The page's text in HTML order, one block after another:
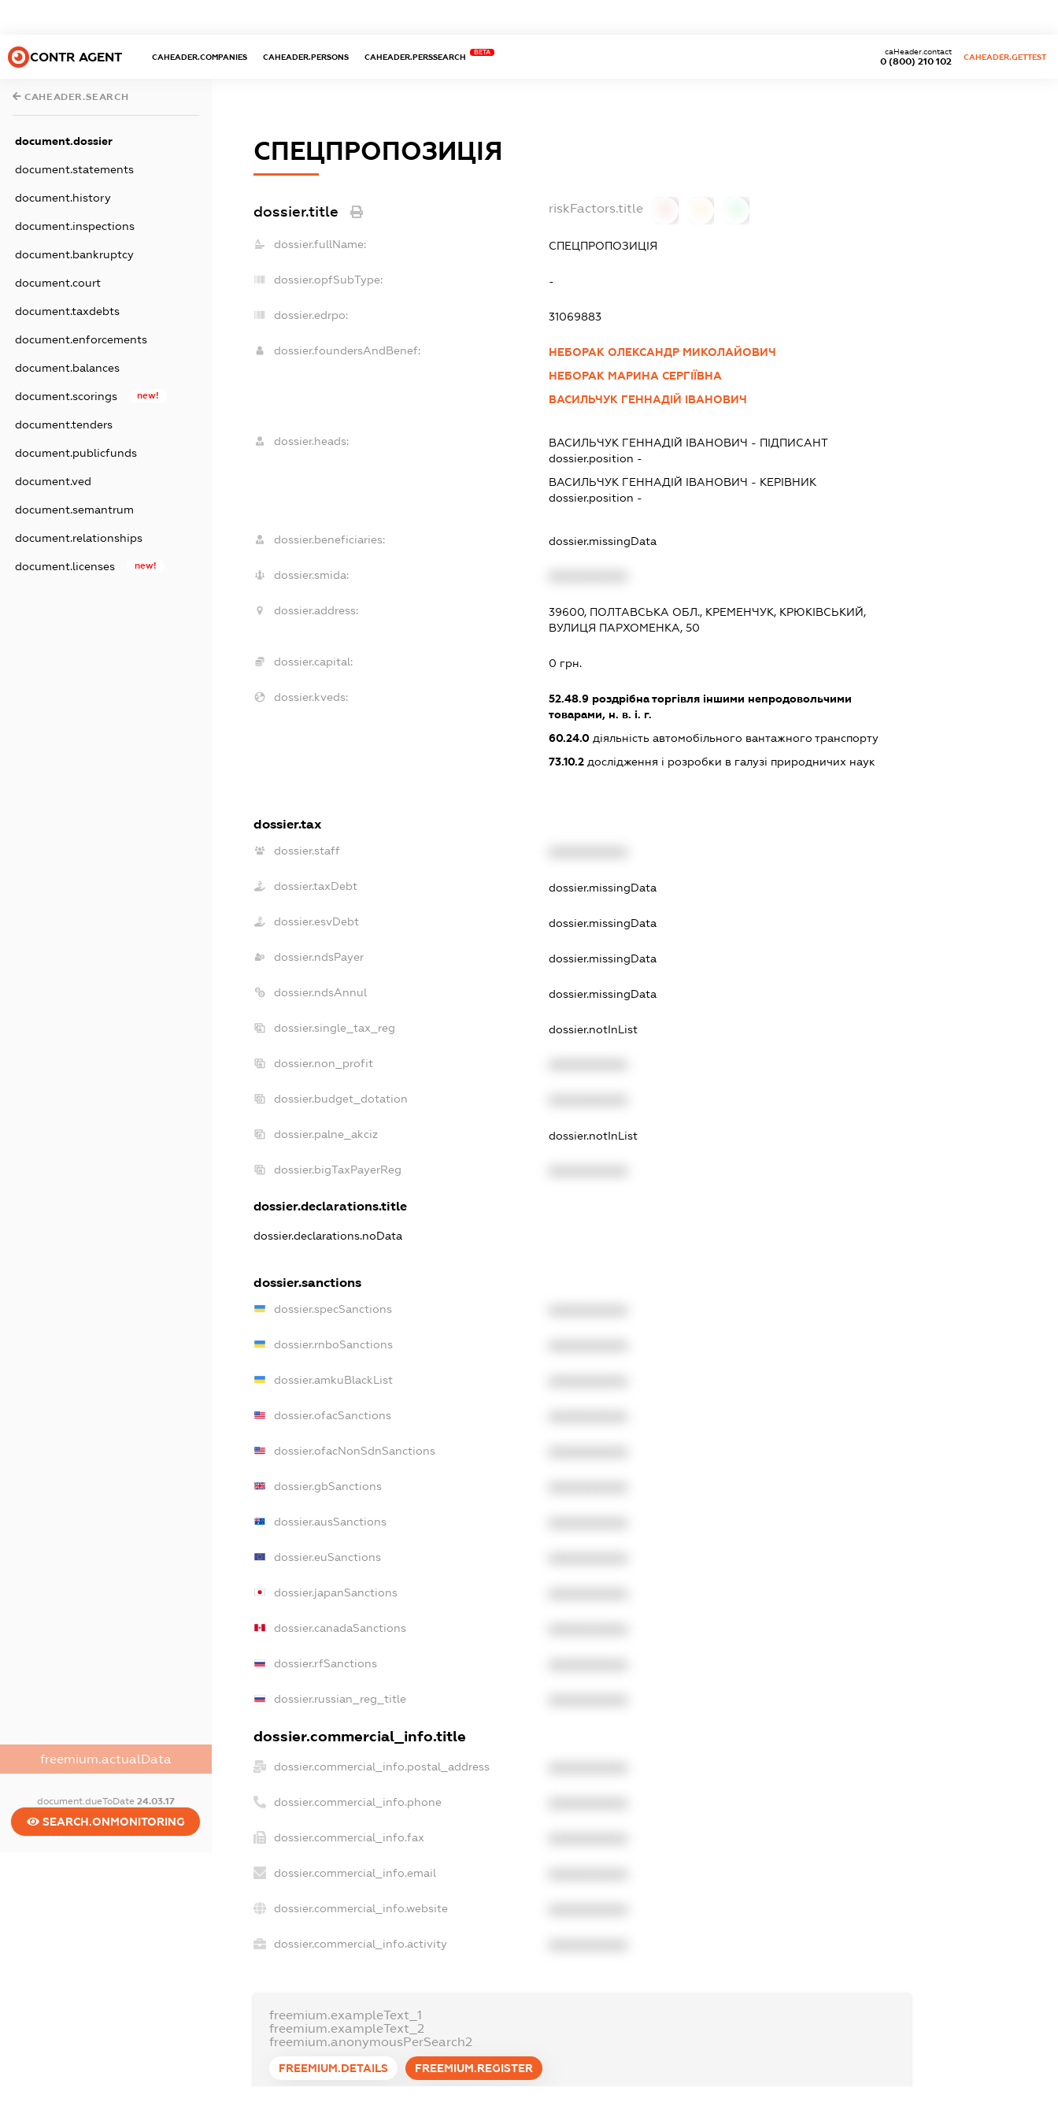
CONTR AGENT CAHEADER.COMPANIES CAHEADER.PERSONS CAHEADER.PERSSEARCH
BETA
0 (800) 210 102
caHeader.contact
CAHEADER.GETTEST
CAHEADER.SEARCH
document.dossier
document.statements
document.history
document.inspections
document.bankruptcy
document.court
document.taxdebts
document.enforcements
document.balances
document.scorings new!
document.tenders
document.publicfunds
document.ved
document.semantrum
document.relationships
document.licenses new!
freemium.actualData
document.dueToDate 24.03.17
SEARCH.ONMONITORING
СПЕЦПРОПОЗИЦІЯ
dossier.title riskFactors.title
dossier.fullName: СПЕЦПРОПОЗИЦІЯ
dossier.opfSubType: -
dossier.edrpo: 31069883
dossier.foundersAndBenef:
НЕБОРАК ОЛЕКСАНДР МИКОЛАЙОВИЧ
НЕБОРАК МАРИНА СЕРГІЇВНА
ВАСИЛЬЧУК ГЕННАДІЙ ІВАНОВИЧ
dossier.heads: ВАСИЛЬЧУК ГЕННАДІЙ ІВАНОВИЧ - ПІДПИСАНТ
dossier.position -
ВАСИЛЬЧУК ГЕННАДІЙ ІВАНОВИЧ - КЕРІВНИК
dossier.position -
dossier.beneficiaries: dossier.missingData
dossier.smida:
dossier.address:
39600, ПОЛТАВСЬКА ОБЛ., КРЕМЕНЧУК, КРЮКІВСЬКИЙ,
ВУЛИЦЯ ПАРХОМЕНКА, 50
dossier.capital: 0 грн.
dossier.kveds: 52.48.9 роздрібна торгівля іншими непродовольчими
товарами, н. в. і. г.
60.24.0 діяльність автомобільного вантажного транспорту
73.10.2 дослідження і розробки в галузі природничих наук
dossier.tax
dossier.staff
dossier.taxDebt dossier.missingData
dossier.esvDebt dossier.missingData
dossier.ndsPayer dossier.missingData
dossier.ndsAnnul dossier.missingData
dossier.single_tax_reg dossier.notInList
dossier.non_profit
dossier.budget_dotation
dossier.palne_akciz dossier.notInList
dossier.bigTaxPayerReg
dossier.declarations.title
dossier.declarations.noData
dossier.sanctions
dossier.specSanctions
dossier.rnboSanctions
dossier.amkuBlackList
dossier.ofacSanctions
dossier.ofacNonSdnSanctions
dossier.gbSanctions
dossier.ausSanctions
dossier.euSanctions
dossier.japanSanctions
dossier.canadaSanctions
dossier.rfSanctions
dossier.russian_reg_title
dossier.commercial_info.title
dossier.commercial_info.postal_address
dossier.commercial_info.phone
dossier.commercial_info.fax
dossier.commercial_info.email
dossier.commercial_info.website
dossier.commercial_info.activity
freemium.exampleText_1
freemium.exampleText_2
freemium.anonymousPerSearch2
FREEMIUM.DETAILS FREEMIUM.REGISTER